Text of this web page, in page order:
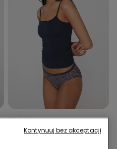
4 Kolor/-y
Figi z Bawełny z Nadrukiem
Kontynuuj bez akceptacji